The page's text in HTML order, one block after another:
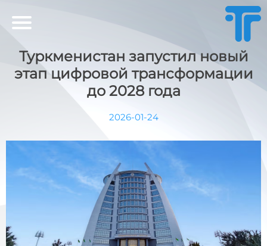
Туркменистан запустил новый
этап цифровой трансформации
до 2028 года
2026-01-24